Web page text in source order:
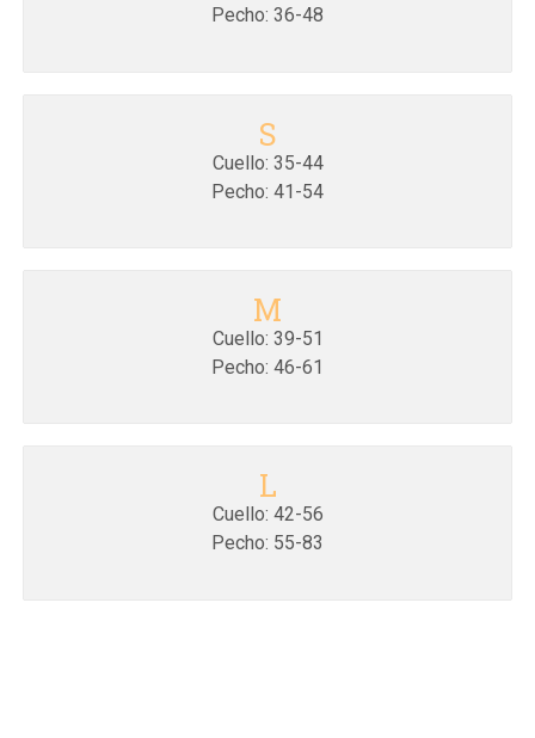
Pecho: 36-48
S
Cuello: 35-44
Pecho: 41-54
M
Cuello: 39-51
Pecho: 46-61
L
Cuello: 42-56
Pecho: 55-83